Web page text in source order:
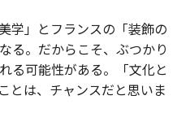
学」とフランスの「装飾の
る。だからこそ、ぶつかり
る可能性がある。「文化と
とは、チャンスだと思いま